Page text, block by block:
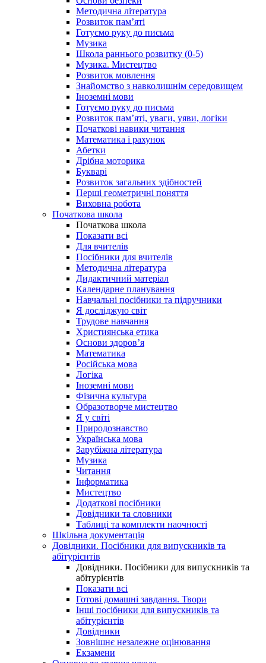
Методична література
Розвиток пам’яті
Готуємо руку до письма
Музика
Школа раннього розвитку (0-5)
Музика. Мистецтво
Розвиток мовлення
Знайомство з навколишнім середовищем
Іноземні мови
Готуємо руку до письма
Розвиток пам’яті, уваги, уяви, логіки
Початкові навики читання
Математика і рахунок
Абетки
Дрібна моторика
Букварі
Розвиток загальних здібностей
Перші геометричні поняття
Виховна робота
Початкова школа
Початкова школа
Показати всі
Для вчителів
Посібники для вчителів
Методична література
Дидактичний матеріал
Календарне планування
Навчальні посібники та підручники
Я досліджую світ
Трудове навчання
Християнська етика
Основи здоров’я
Математика
Російська мова
Логіка
Іноземні мови
Фізична культура
Образотворче мистецтво
Я у світі
Природознавство
Українська мова
Зарубіжна література
Музика
Читання
Інформатика
Мистецтво
Додаткові посібники
Довідники та словники
Таблиці та комплекти наочності
Шкільна документація
Довідники. Посібники для випускників та
абітурієнтів
Довідники. Посібники для випускників та
абітурієнтів
Показати всі
Готові домашні завдання. Твори
Інші посібники для випускників та
абітурієнтів
Довідники
Зовнішнє незалежне оцінювання
Екзамени